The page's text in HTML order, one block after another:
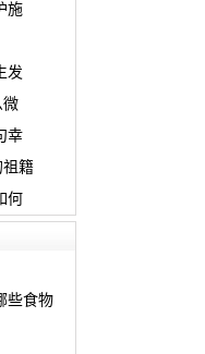
施
发
微
幸
籍
何
些食物